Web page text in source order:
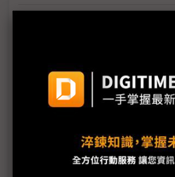
LED+光波導AR、Sony空間畫下懸
威剛CES秀實力 攜手慧榮推Gen5
富智康CES處女秀 展示車載多元
奇景CES全技術出擊 WiseEye、